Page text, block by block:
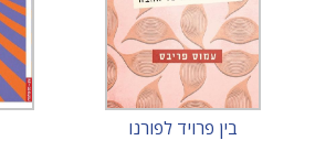
בין פרויד לפורנו